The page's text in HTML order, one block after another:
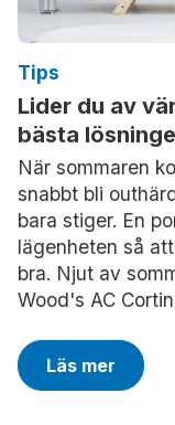
Tips
Lider du av
bästa
När sommaren
snabbt bli
bara stiger. En
lägenheten så
bra. Njut av
Wood's AC
Läs mer